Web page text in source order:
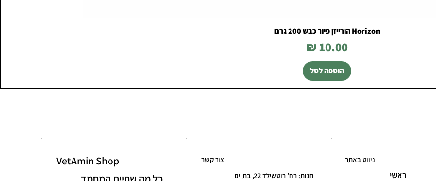
Horizon הורייזן פיור כבש 200 גרם
מחיר
הוספה לסל
VetAmin Shop
חנות: רח’ רוטשילד 22, בת ים
צור קשר ניווט באתר
ראשי